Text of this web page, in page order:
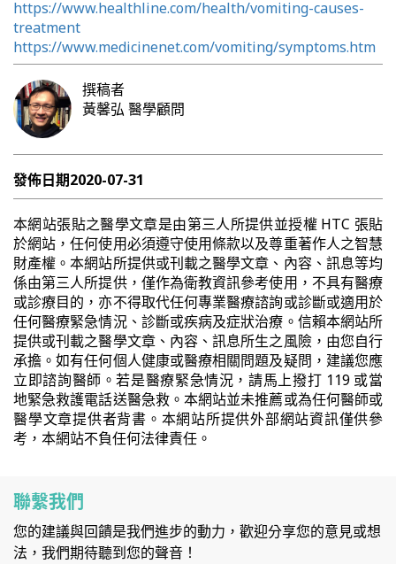
https://www.healthline.com/health/vomiting-causes-
treatment
https://www.medicinenet.com/vomiting/symptoms.htm
撰稿者
黃馨弘 醫學顧問
發佈日期2020-07-31
本網站張貼之醫學文章是由第三人所提供並授權 HTC 張貼
於網站，任何使用必須遵守使用條款以及尊重著作人之智慧
財產權。本網站所提供或刊載之醫學文章、內容、訊息等均
係由第三人所提供，僅作為衛教資訊參考使用，不具有醫療
或診療目的，亦不得取代任何專業醫療諮詢或診斷或適用於
任何醫療緊急情況、診斷或疾病及症狀治療。信賴本網站所
提供或刊載之醫學文章、內容、訊息所生之風險，由您自行
承擔。如有任何個人健康或醫療相關問題及疑問，建議您應
立即諮詢醫師。若是醫療緊急情況，請馬上撥打 119 或當
地緊急救護電話送醫急救。本網站並未推薦或為任何醫師或
醫學文章提供者背書。本網站所提供外部網站資訊僅供參
考，本網站不負任何法律責任。
聯繫我們
您的建議與回饋是我們進步的動力，歡迎分享您的意見或想
法，我們期待聽到您的聲音！